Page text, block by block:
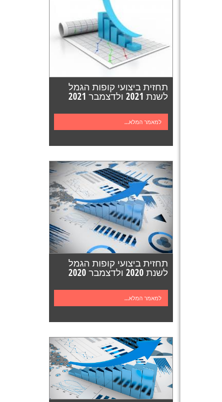
תחזית ביצועי קופות הגמל
לשנת 2021 ולדצמבר 2021
למאמר המלא...
תחזית ביצועי קופות הגמל
לשנת 2020 ולדצמבר 2020
למאמר המלא...